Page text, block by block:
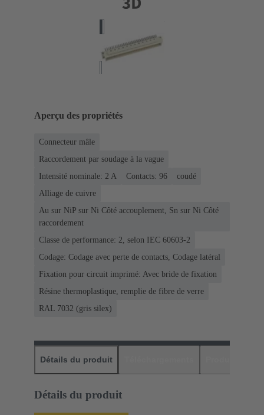
Aperçu des propriétés
Connecteur mâle
Raccordement par soudage à la vague
Intensité nominale: ‌2 A
Contacts: 96
coudé
Alliage de cuivre
Au sur NiP sur Ni Côté accouplement, Sn sur Ni Côté
raccordement
Classe de performance: 2, selon IEC 60603-2
Codage: Codage avec perte de contacts, Codage latéral
Fixation pour circuit imprimé: Avec bride de fixation
Résine thermoplastique, remplie de fibre de verre
RAL 7032 (gris silex)
Détails du produit
Détails du produit